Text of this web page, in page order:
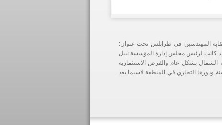
المهندسين في طرابلس تحت عنوان:
كانت لرئيس مجلس إدارة المؤسسة نبيل
الشمال بشكل عام والفرص الاستثمارية
ودورها التجاري في المنطقة لاسيما بعد